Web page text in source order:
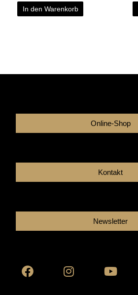
In den Warenkorb
Online-Shop
Kontakt
Newsletter